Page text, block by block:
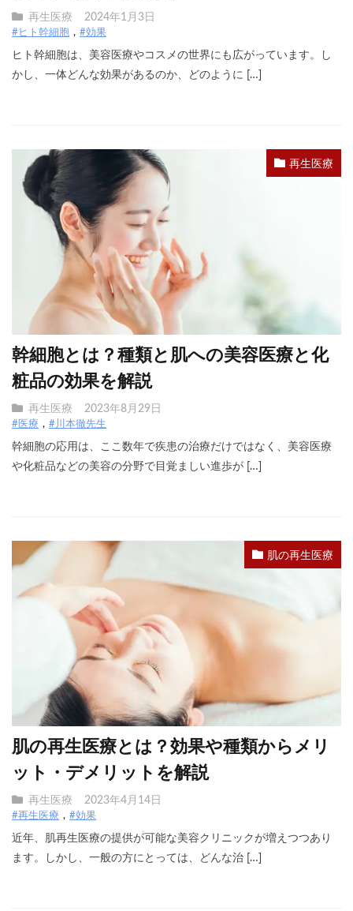
再生医療 2024年1月3日
#ヒト幹細胞 #効果
ヒト幹細胞は、美容医療やコスメの世界にも広がっています。し
かし、一体どんな効果があるのか、どのように […]
再生医療
幹細胞とは？種類と肌への美容医療と化
粧品の効果を解説
再生医療 2023年8月29日
#医療 #川本徹先生
幹細胞の応用は、ここ数年で疾患の治療だけではなく、美容医療
や化粧品などの美容の分野で目覚ましい進歩が […]
肌の再生医療
肌の再生医療とは？効果や種類からメリ
ット・デメリットを解説
再生医療 2023年4月14日
#再生医療 #効果
近年、肌再生医療の提供が可能な美容クリニックが増えつつあり
ます。しかし、一般の方にとっては、どんな治 […]